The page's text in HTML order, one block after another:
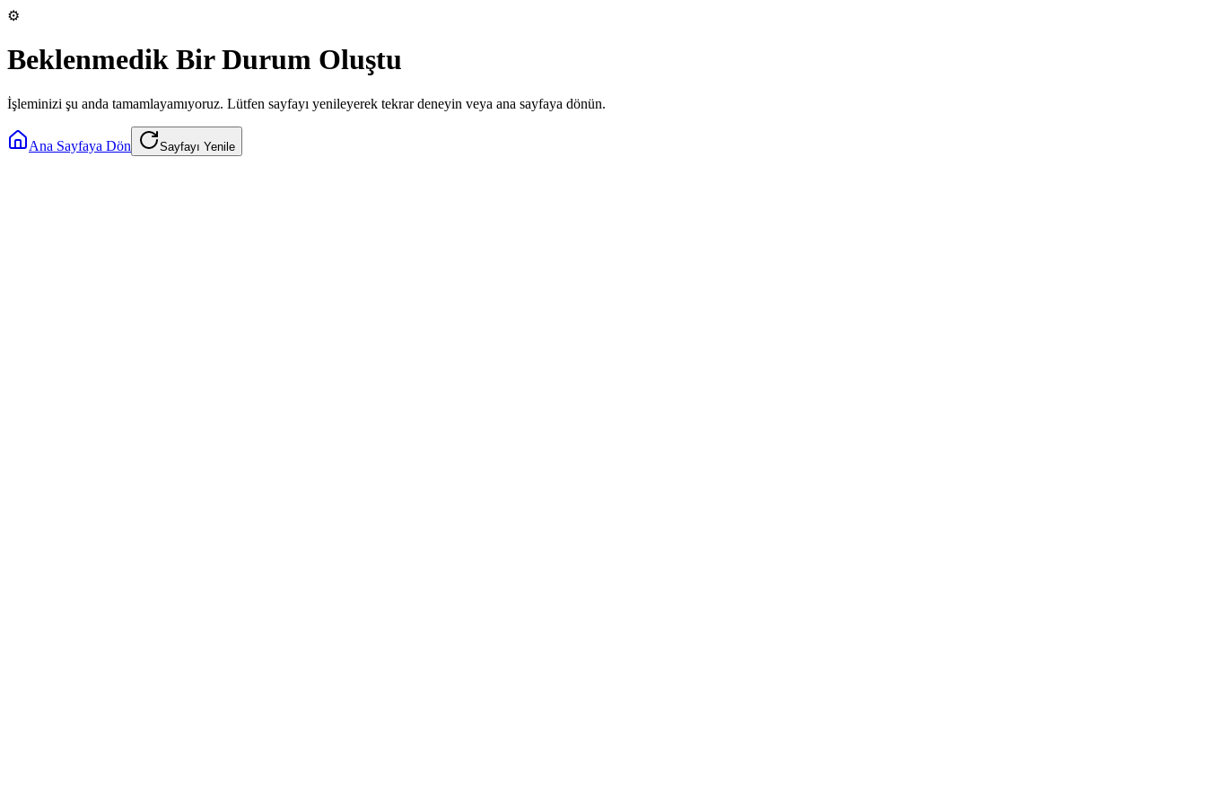
⚙️
Beklenmedik Bir Durum Oluştu
İşleminizi şu anda tamamlayamıyoruz. Lütfen sayfayı yenileyerek tekrar deneyin veya ana sayfaya dönün.
Ana Sayfaya Dön Sayfayı Yenile